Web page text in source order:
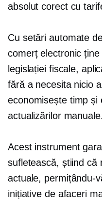
absolut corectcu
Cu setări automate
comerț electronic
legislației fiscale,
fără a necesita nicio
economisește timp și
actualizărilor manuale.
Acest instrument
sufletească, știind că
actuale, permițându-
inițiative de afaceri